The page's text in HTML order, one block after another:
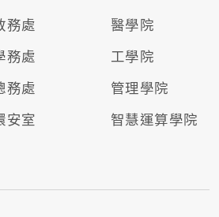
務處
務處
務處
安室
醫學院
工學院
管理學院
智慧運算學院